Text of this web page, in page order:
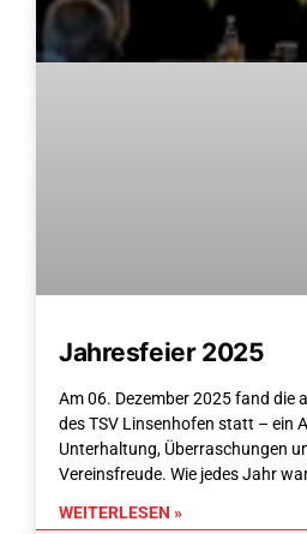
Jahresfeier 2025
Am 06. Dezember 2025 fand die
des TSV Linsenhofen statt – ein
Unterhaltung, Überraschungen
Vereinsfreude. Wie jedes Jahr
WEITERLESEN »